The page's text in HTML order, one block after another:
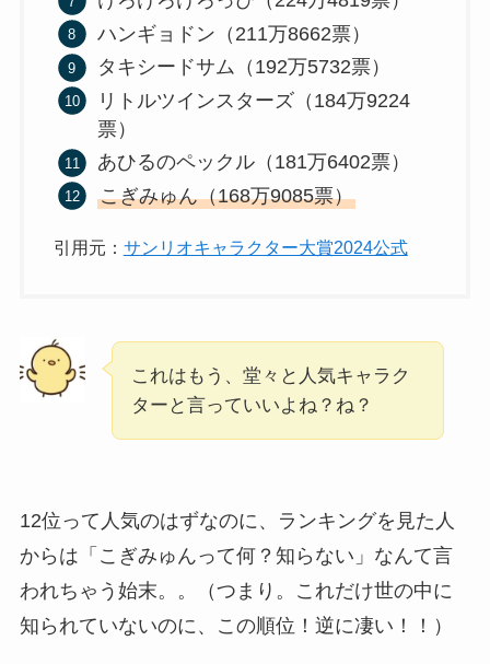
ハンギョドン（211万8662票）
タキシードサム（192万5732票）
リトルツインスターズ（184万9224
票）
あひるのペックル（181万6402票）
こぎみゅん（168万9085票）
引用元： サンリオキャラクター大賞2024公式
これはもう、堂々と人気キャラク
ターと言っていいよね？ね？
12位って人気のはずなのに、ランキングを見た人
からは「こぎみゅんって何？知らない」なんて言
われちゃう始末。。（つまり。これだけ世の中に
知られていないのに、この順位！逆に凄い！！）